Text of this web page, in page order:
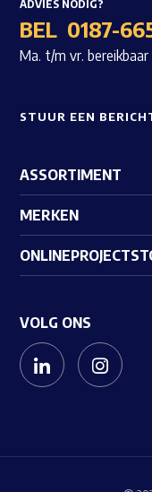
ADVIES NODIG?
BEL 0187-
Ma. t/m vr.
STUUR EEN
ASSORTIMENT
MERKEN
VOLG ONS